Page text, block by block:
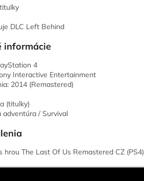
DLC Left Behind
informácie
4
Interactive Entertainment
2014 (Remastered)
(titulky)
adventúra / Survival
hrou The Last Of Us Remastered CZ (PS4)